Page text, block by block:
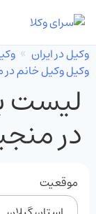
وکیل در ایران
وکیل وکیل خانم
لیست
در
موقعیت